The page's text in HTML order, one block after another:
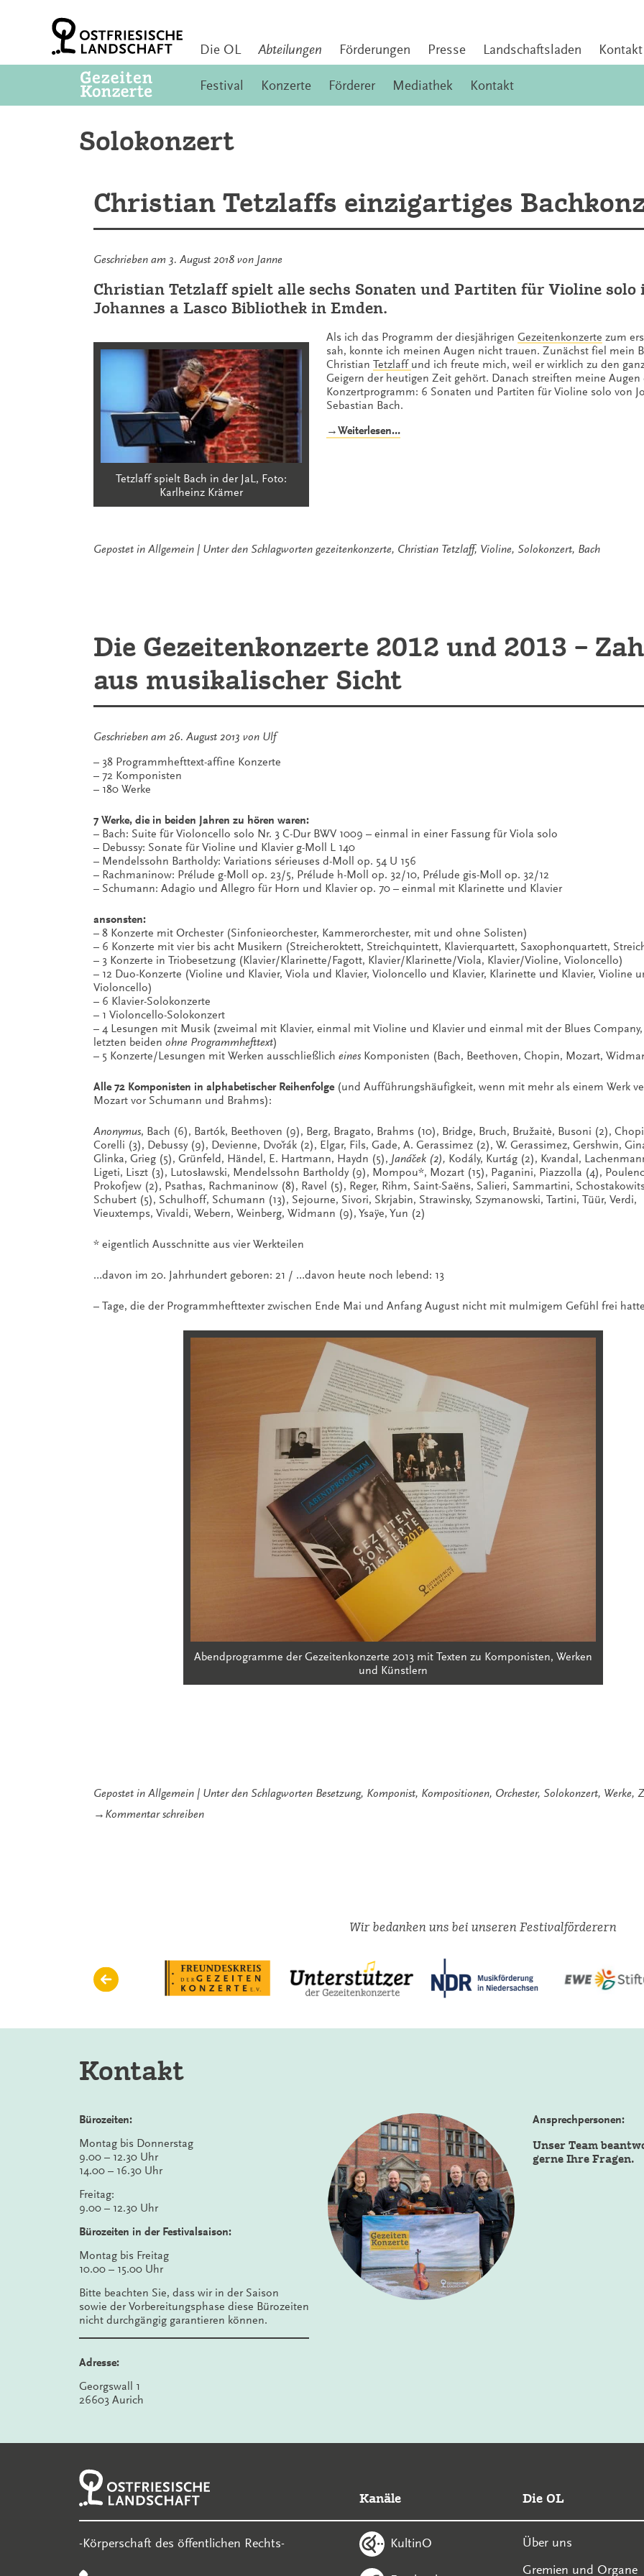
Die OL Abteilungen Förderungen Presse Landschaftsladen Kontakt
Festival Konzerte Förderer Mediathek Kontakt
Solokonzert
Christian Tetzlaffs einzigartiges
Geschrieben am 3. August 2018 von Janne
Christian Tetzlaff spielt alle sechs Sonaten und Partiten für Violine solo
Johannes a Lasco Bibliothek in Emden.
Tetzlaff spielt Bach in der JaL, Foto:
Karlheinz Krämer
Als ich das Programm der diesjährigen Gezeitenkonzerte zum
sah, konnte ich meinen Augen nicht trauen. Zunächst fiel mein
Christian Tetzlaffund ich freute mich, weil er wirklich zu den
Geigern der heutigen Zeit gehört. Danach streiften meine Augen
Konzertprogramm: 6 Sonaten und Partiten für Violine solo von
Sebastian Bach.
→Weiterlesen…„Christian
Gepostet in Allgemein Unter den Schlagworten gezeitenkonzerte, Christian Tetzlaff, Violine, Solokonzert, Bach
Die Gezeitenkonzerte 2012 und 2013 –
aus musikalischer Sicht
Geschrieben am 26. August 2013 von Ulf
– 38 Programmhefttext-affine Konzerte
– 72 Komponisten
– 180 Werke
7 Werke, die in beiden Jahren zu hören waren:
– Bach: Suite für Violoncello solo Nr. 3 C-Dur BWV 1009 – einmal in einer Fassung für Viola solo
– Debussy: Sonate für Violine und Klavier g-Moll L 140
– Mendelssohn Bartholdy: Variations sérieuses d-Moll op. 54 U 156
– Rachmaninow: Prélude g-Moll op. 23/5, Prélude h-Moll op. 32/10, Prélude gis-Moll op. 32/12
– Schumann: Adagio und Allegro für Horn und Klavier op. 70 – einmal mit Klarinette und Klavier
ansonsten:
– 8 Konzerte mit Orchester (Sinfonieorchester, Kammerorchester, mit und ohne Solisten)
– 6 Konzerte mit vier bis acht Musikern (Streicheroktett, Streichquintett, Klavierquartett, Saxophonquartett,
– 3 Konzerte in Triobesetzung (Klavier/Klarinette/Fagott, Klavier/Klarinette/Viola, Klavier/Violine, Violoncello)
– 12 Duo-Konzerte (Violine und Klavier, Viola und Klavier, Violoncello und Klavier, Klarinette und Klavier, Violine
Violoncello)
– 6 Klavier-Solokonzerte
– 1 Violoncello-Solokonzert
– 4 Lesungen mit Musik (zweimal mit Klavier, einmal mit Violine und Klavier und einmal mit der Blues
letzten beiden ohne Programmhefttext)
– 5 Konzerte/Lesungen mit Werken ausschließlich eines Komponisten (Bach, Beethoven, Chopin, Mozart,
Alle 72 Komponisten in alphabetischer Reihenfolge(und Aufführungshäufigkeit, wenn mit mehr als einem Werk
Mozart vor Schumann und Brahms):
Anonymus, Bach (6), Bartók, Beethoven (9), Berg, Bragato, Brahms (10), Bridge, Bruch, Bružaitė, Busoni (2),
Corelli (3), Debussy (9), Devienne, Dvořák (2), Elgar, Fils, Gade, A. Gerassimez (2), W. Gerassimez, Gershwin,
Glinka, Grieg (5), Grünfeld, Händel, E. Hartmann, Haydn (5), Janáček (2), Kodály, Kurtág (2), Kvandal,
Ligeti, Liszt (3), Lutosławski, Mendelssohn Bartholdy (9), Mompou*, Mozart (15), Paganini, Piazzolla (4),
Prokofjew (2), Psathas, Rachmaninow (8), Ravel (5), Reger, Rihm, Saint-Saëns, Salieri, Sammartini,
Schubert (5), Schulhoff, Schumann (13), Sejourne, Sivori, Skrjabin, Strawinsky, Szymanowski, Tartini, Tüür, Verdi,
Vieuxtemps, Vivaldi, Webern, Weinberg, Widmann (9), Ysaÿe, Yun (2)
* eigentlich Ausschnitte aus vier Werkteilen
…davon im 20. Jahrhundert geboren: 21 / …davon heute noch lebend: 13
– Tage, die der Programmhefttexter zwischen Ende Mai und Anfang August nicht mit mulmigem Gefühl frei
Abendprogramme der Gezeitenkonzerte 2013 mit Texten zu Komponisten, Werken
und Künstlern
Gepostet in Allgemein Unter den Schlagworten Besetzung, Komponist, Kompositionen, Orchester, Solokonzert, Werke,
→ Kommentar schreibenzu
musikalischer
Sicht
Wir bedanken uns bei unseren Festivalförderern
Kontakt
Bürozeiten:
Montag bis Donnerstag
9.00 – 12.30 Uhr
14.00 – 16.30 Uhr
Freitag:
9.00 – 12.30 Uhr
Bürozeiten in der Festivalsaison:
Montag bis Freitag
10.00 – 15.00 Uhr
Bitte beachten Sie, dass wir in der Saison
sowie der Vorbereitungsphase diese Bürozeiten
nicht durchgängig garantieren können.
Adresse:
Georgswall 1
26603 Aurich
Ansprechpersonen:
Unser Team
gerne Ihre Fragen.
-Körperschaft des öffentlichen Rechts-
Kanäle
KultinO
Die OL
Über uns
Gremien und Organe